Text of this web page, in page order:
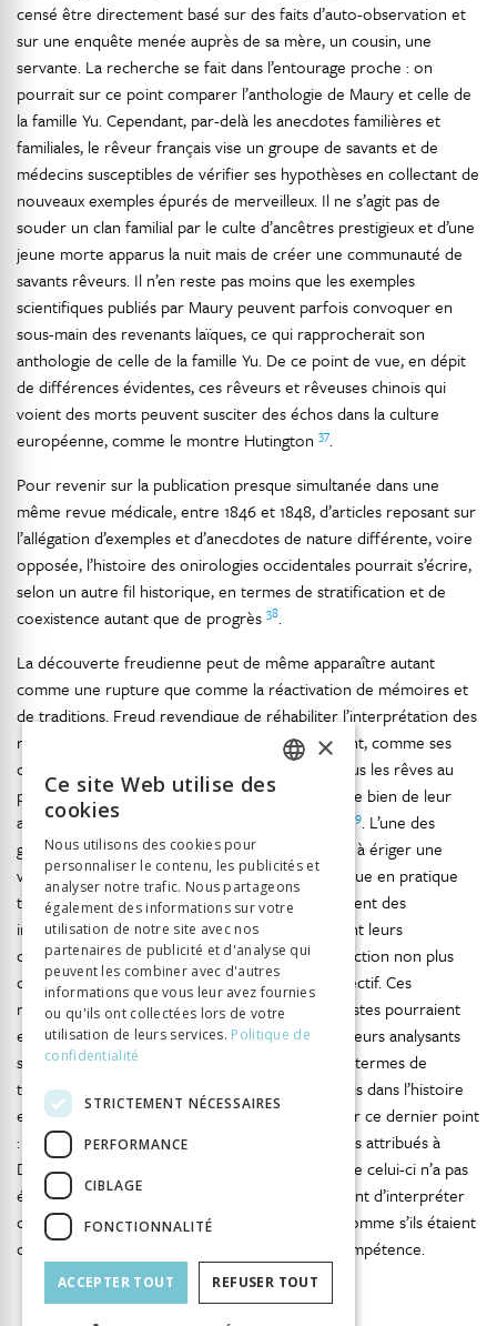
censé être directement basé sur des faits d’auto-observation et
sur une enquête menée auprès de sa mère, un cousin, une
servante. La recherche se fait dans l’entourage proche : on
pourrait sur ce point comparer l’anthologie de Maury et celle de
la famille Yu. Cependant, par-delà les anecdotes familières et
familiales, le rêveur français vise un groupe de savants et de
médecins susceptibles de vérifier ses hypothèses en collectant de
nouveaux exemples épurés de merveilleux. Il ne s’agit pas de
souder un clan familial par le culte d’ancêtres prestigieux et d’une
jeune morte apparus la nuit mais de créer une communauté de
savants rêveurs. Il n’en reste pas moins que les exemples
scientifiques publiés par Maury peuvent parfois convoquer en
sous-main des revenants laïques, ce qui rapprocherait son
anthologie de celle de la famille Yu. De ce point de vue, en dépit
de différences évidentes, ces rêveurs et rêveuses chinois qui
voient des morts peuvent susciter des échos dans la culture
européenne, comme le montre Hutington 37.
Pour revenir sur la publication presque simultanée dans une
même revue médicale, entre 1846 et 1848, d’articles reposant sur
l’allégation d’exemples et d’anecdotes de nature différente, voire
opposée, l’histoire des onirologies occidentales pourrait s’écrire,
selon un autre fil historique, en termes de stratification et de
coexistence autant que de progrès 38.
La découverte freudienne peut de même apparaître autant
comme une rupture que comme la réactivation de mémoires et
de traditions. Freud revendique de réhabiliter l’interprétation des
rêves populaire héritée d’Artémidore. Cependant, comme ses
confrères savants contemporains, il rattache tous les rêves au
passé proche ou lointain du dormeur et se garde bien de leur
assigner un sens prémonitoire ou prophétique
39. L’une des
grandes innovations de la psychanalyse consiste à ériger une
version profondément remaniée de l’onirocritique en pratique
thérapeutique. On voit ainsi apparaître en Occident des
interprètes professionnels légitimes qui affirment leurs
compétences sur tous les rêves humains en fonction non plus
d’un avenir mais d’un passé individuel, voire collectif. Ces
nouveaux herméneutes que sont les psychanalystes pourraient
en effet décrypter non seulement les rêves de leurs analysants
situés dans une relation orale à deux décrite en termes de
transfert, mais aussi des songes écrits et transmis dans l’histoire
et la culture. Freud semble avoir été prudent sur ce dernier point
: il hésite à vouloir analyser après coup des rêves attribués à
Descartes, en faisant valoir, comme on l’a vu, que celui-ci n’a pas
été son patient40
. Mais il se fait fort aussi souvent d’interpréter
contes, mythes, folklore, romans et nouvelles comme s’ils étaient
des symptômes relevant de plein droit de sa compétence.
ITALIAN
×
Ce site Web utilise des
cookies
Nous utilisons des cookies pour
personnaliser le contenu, les publicités et
analyser notre trafic. Nous partageons
également des informations sur votre
utilisation de notre site avec nos
partenaires de publicité et d'analyse qui
peuvent les combiner avec d'autres
informations que vous leur avez fournies
ou qu'ils ont collectées lors de votre
utilisation de leurs services. Politique de
confidentialité
STRICTEMENT NÉCESSAIRES
PERFORMANCE
CIBLAGE
FONCTIONNALITÉ
ACCEPTER TOUT REFUSER TOUT